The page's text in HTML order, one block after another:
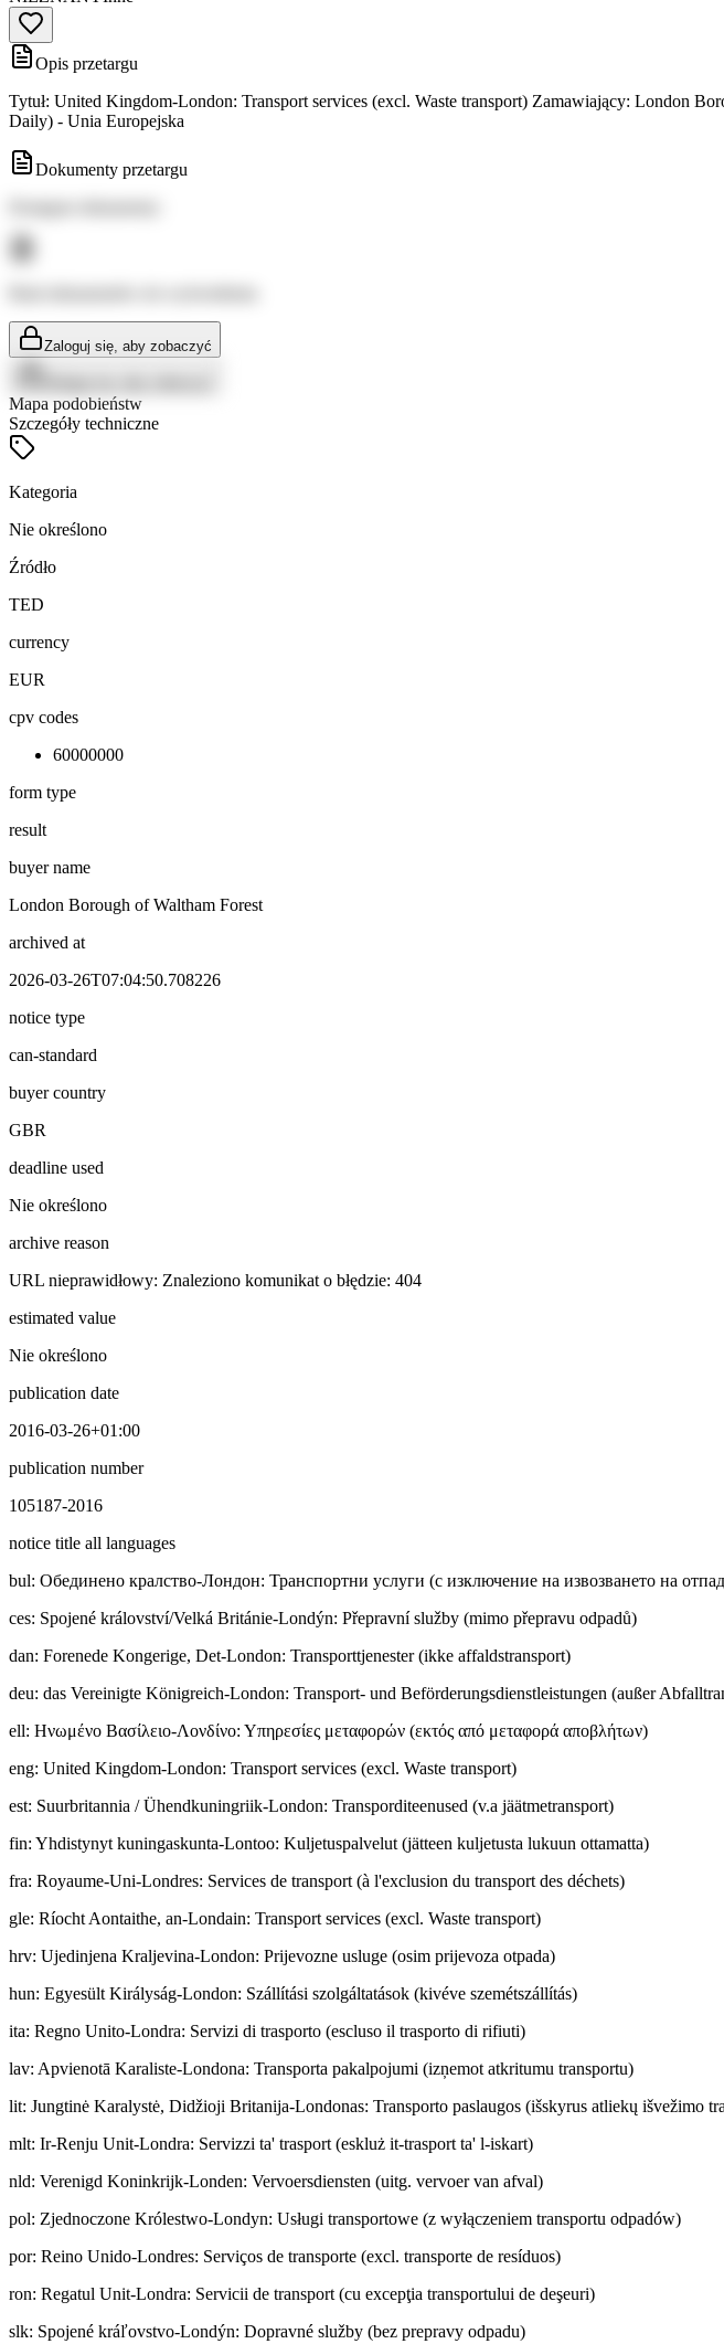
Opis przetargu
Tytuł: United Kingdom-London: Transport services (excl. Waste transport) Zamawiający: London
Daily) - Unia Europejska
Dokumenty przetargu
Zaloguj się, aby zobaczyć
Mapa podobieństw
Szczegóły techniczne
Kategoria
Nie określono
Źródło
TED
currency
EUR
cpv codes
60000000
form type
result
buyer name
London Borough of Waltham Forest
archived at
2026-03-26T07:04:50.708226
notice type
can-standard
buyer country
GBR
deadline used
Nie określono
archive reason
URL nieprawidłowy: Znaleziono komunikat o błędzie: 404
estimated value
Nie określono
publication date
2016-03-26+01:00
publication number
105187-2016
notice title all languages
bul: Обединено кралство-Лондон: Транспортни услуги (с изключение на извозването на
ces: Spojené království/Velká Británie-Londýn: Přepravní služby (mimo přepravu odpadů)
dan: Forenede Kongerige, Det-London: Transporttjenester (ikke affaldstransport)
deu: das Vereinigte Königreich-London: Transport- und Beförderungsdienstleistungen (außer
ell: Ηνωμένο Βασίλειο-Λονδίνο: Υπηρεσίες μεταφορών (εκτός από μεταφορά αποβλήτων)
eng: United Kingdom-London: Transport services (excl. Waste transport)
est: Suurbritannia / Ühendkuningriik-London: Transporditeenused (v.a jäätmetransport)
fin: Yhdistynyt kuningaskunta-Lontoo: Kuljetuspalvelut (jätteen kuljetusta lukuun ottamatta)
fra: Royaume-Uni-Londres: Services de transport (à l'exclusion du transport des déchets)
gle: Ríocht Aontaithe, an-Londain: Transport services (excl. Waste transport)
hrv: Ujedinjena Kraljevina-London: Prijevozne usluge (osim prijevoza otpada)
hun: Egyesült Királyság-London: Szállítási szolgáltatások (kivéve szemétszállítás)
ita: Regno Unito-Londra: Servizi di trasporto (escluso il trasporto di rifiuti)
lav: Apvienotā Karaliste-Londona: Transporta pakalpojumi (izņemot atkritumu transportu)
lit: Jungtinė Karalystė, Didžioji Britanija-Londonas: Transporto paslaugos (išskyrus atliekų išvežimo
mlt: Ir-Renju Unit-Londra: Servizzi ta' trasport (eskluż it-trasport ta' l-iskart)
nld: Verenigd Koninkrijk-Londen: Vervoersdiensten (uitg. vervoer van afval)
pol: Zjednoczone Królestwo-Londyn: Usługi transportowe (z wyłączeniem transportu odpadów)
por: Reino Unido-Londres: Serviços de transporte (excl. transporte de resíduos)
ron: Regatul Unit-Londra: Servicii de transport (cu excepţia transportului de deşeuri)
slk: Spojené kráľovstvo-Londýn: Dopravné služby (bez prepravy odpadu)